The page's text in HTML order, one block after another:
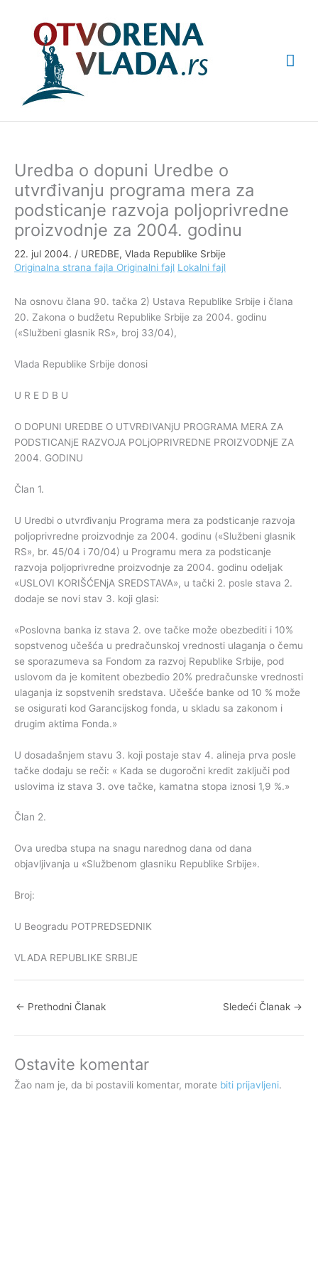
Uredba o dopuni Uredbe o
utvrđivanju programa mera za
podsticanje razvoja poljoprivredne
proizvodnje za 2004. godinu
22. jul 2004. / UREDBE, Vlada Republike Srbije
Originalna strana fajla Originalni fajl Lokalni fajl
Na osnovu člana 90. tačka 2) Ustava Republike Srbije i člana
20. Zakona o budžetu Republike Srbije za 2004. godinu
(«Službeni glasnik RS», broj 33/04),
Vlada Republike Srbije donosi
U R E D B U
O DOPUNI UREDBE O UTVRĐIVANjU PROGRAMA MERA ZA
PODSTICANjE RAZVOJA POLjOPRIVREDNE PROIZVODNjE ZA
2004. GODINU
Član 1.
U Uredbi o utvrđivanju Programa mera za podsticanje razvoja
poljoprivredne proizvodnje za 2004. godinu («Službeni glasnik
RS», br. 45/04 i 70/04) u Programu mera za podsticanje
razvoja poljoprivredne proizvodnje za 2004. godinu odeljak
«USLOVI KORIŠĆENjA SREDSTAVA», u tački 2. posle stava 2.
dodaje se novi stav 3. koji glasi:
«Poslovna banka iz stava 2. ove tačke može obezbediti i 10%
sopstvenog učešća u predračunskoj vrednosti ulaganja o čemu
se sporazumeva sa Fondom za razvoj Republike Srbije, pod
uslovom da je komitent obezbedio 20% predračunske vrednosti
ulaganja iz sopstvenih sredstava. Učešće banke od 10 % može
se osigurati kod Garancijskog fonda, u skladu sa zakonom i
drugim aktima Fonda.»
U dosadašnjem stavu 3. koji postaje stav 4. alineja prva posle
tačke dodaju se reči: « Kada se dugoročni kredit zaključi pod
uslovima iz stava 3. ove tačke, kamatna stopa iznosi 1,9 %.»
Član 2.
Ova uredba stupa na snagu narednog dana od dana
objavljivanja u «Službenom glasniku Republike Srbije».
Broj:
U Beogradu POTPREDSEDNIK
VLADA REPUBLIKE SRBIJE
← Prethodni Članak Sledeći Članak →
Ostavite komentar
Žao nam je, da bi postavili komentar, morate biti prijavljeni.